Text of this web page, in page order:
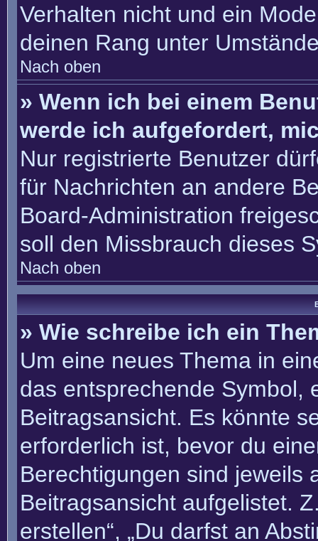
Verhalten nicht und ein
deinen Rang unter
Nach oben
» Wenn ich bei einem
werde ich aufgefordert,
Nur registrierte Benutzer
für Nachrichten an andere
Board-Administration
soll den Missbrauch dieses
Nach oben
» Wie schreibe ich ein
Um eine neues Thema in
das entsprechende Symbol,
Beitragsansicht. Es könnte
erforderlich ist, bevor du
Berechtigungen sind jeweils
Beitragsansicht aufgelistet.
erstellen“, „Du darfst an